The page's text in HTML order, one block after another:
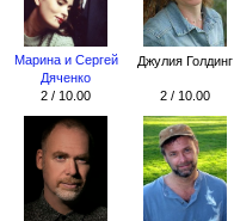
Марина и Сергей
Дяченко
2 / 10.00
Джулия Голдинг
2 / 10.00